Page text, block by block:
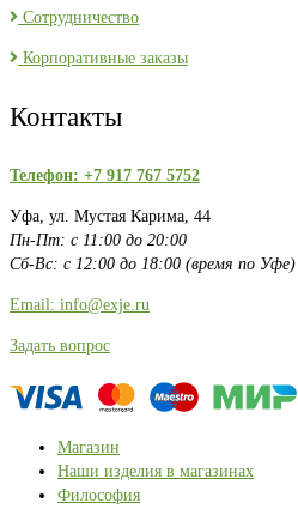
Сотрудничество
Корпоративные заказы
Контакты
Телефон: +7 917 767 5752
Уфа, ул. Мустая Карима, 44
Пн-Пт: с 11:00 до 20:00
Сб-Вс: с 12:00 до 18:00 (время по Уфе)
Email: info@exje.ru
Задать вопрос
Магазин
Наши изделия в магазинах
Философия